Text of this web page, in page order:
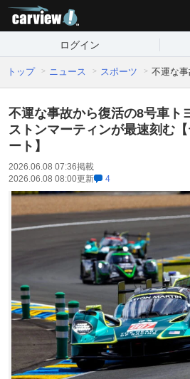
ログイン
トップ ニュース スポーツ 不運な
不運な事故から復活の8号車ト
ストンマーティンが最速刻む
ート】
2026.06.08 07:36掲載
2026.06.08 08:00更新 4